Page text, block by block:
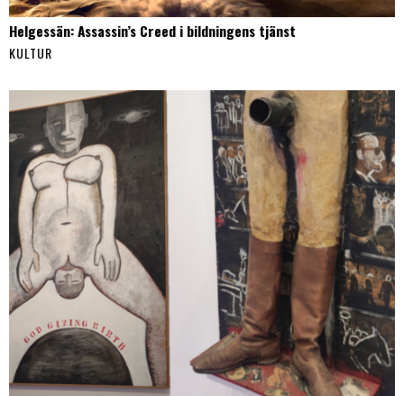
Helgessän: Assassin’s Creed i bildningens tjänst
KULTUR